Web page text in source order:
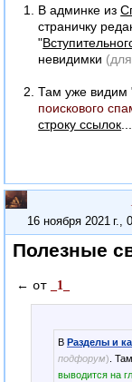
В админке из
страничку
"
невидимки
Там уже видим
поискового
строку ссылок...
16 ноября 2021 г.,
Полезные
← от _1_
В Разделы и
подфорум) .
выводится на